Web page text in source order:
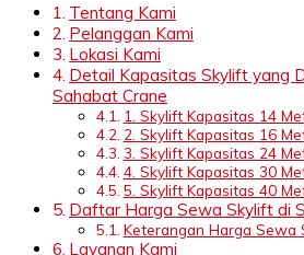
Tentang Kami
Pelanggan Kami
Lokasi Kami
Detail Kapasitas Skylift yang
Sahabat Crane
1. Skylift Kapasitas 14
2. Skylift Kapasitas 16
3. Skylift Kapasitas 24
4. Skylift Kapasitas 30
5. Skylift Kapasitas 40
Daftar Harga Sewa Skylift di
Keterangan Harga Sewa
Layanan Kami